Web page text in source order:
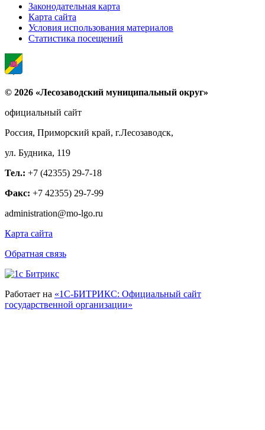
Законодательная карта
Карта сайта
Условия использования материалов
Статистика посещений
© 2026 «Лесозаводский муниципальный округ»
официальный сайт
Россия, Приморский край, г.Лесозаводск,
ул. Будника, 119
Тел.: +7 (42355) 29-7-18
Факс: +7 42355) 29-7-99
administration@mo-lgo.ru
Карта сайта
Обратная связь
Работает на «1С-БИТРИКС: Официальный сайт
государственной организации»